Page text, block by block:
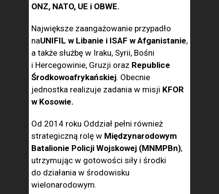
ONZ, NATO, UE i OBWE.
Największe zaangażowanie przypadło
naUNIFIL w Libanie i ISAF w Afganistanie,
a także służbę w Iraku, Syrii, Bośni
i Hercegowinie, Gruzji oraz Republice
Środkowoafrykańskiej. Obecnie
jednostka realizuje zadania w misji KFOR
w Kosowie.
Od 2014 roku Oddział pełni również
strategiczną rolę w Międzynarodowym
Batalionie Policji Wojskowej (MNMPBn),
utrzymując w gotowości siły i środki
do działania w środowisku
wielonarodowym.